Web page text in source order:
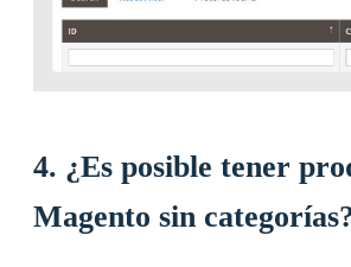
4. ¿Es posible tener
Magento sin